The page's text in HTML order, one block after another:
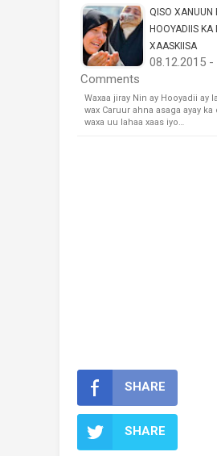
QISO XANUUN
HOOYADIIS KA
XAASKIISA
08.12.2015 -
Comments
Waxaa jiray Nin ay Hooyadii ay
wax Caruur ahna asaga ayay ka
waxa uu lahaa xaas iyo…
SHARE
SHARE